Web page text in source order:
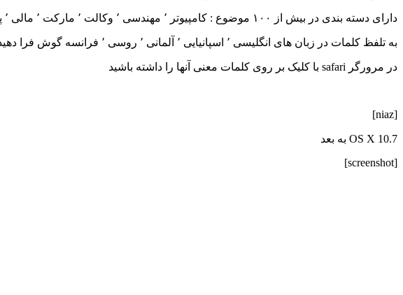
دارای دسته بندی در بیش از ۱۰۰ موضوع : کامپیوتر ٬ مهندسی ٬ وکالت ٬ مارکت ٬ مالی ٬ پزشکی و ..
به تلفظ کلمات در زبان های انگلیسی ٬ اسپانیایی ٬ آلمانی ٬ روسی ٬ فرانسه گوش فرا دهید
در مرورگر safari با کلیک بر روی کلمات معنی آنها را داشته باشید
[niaz]
OS X 10.7 به بعد
[screenshot]